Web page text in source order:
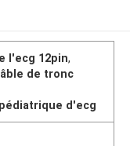
l'ecg 12pin,
de tronc
d'ecg